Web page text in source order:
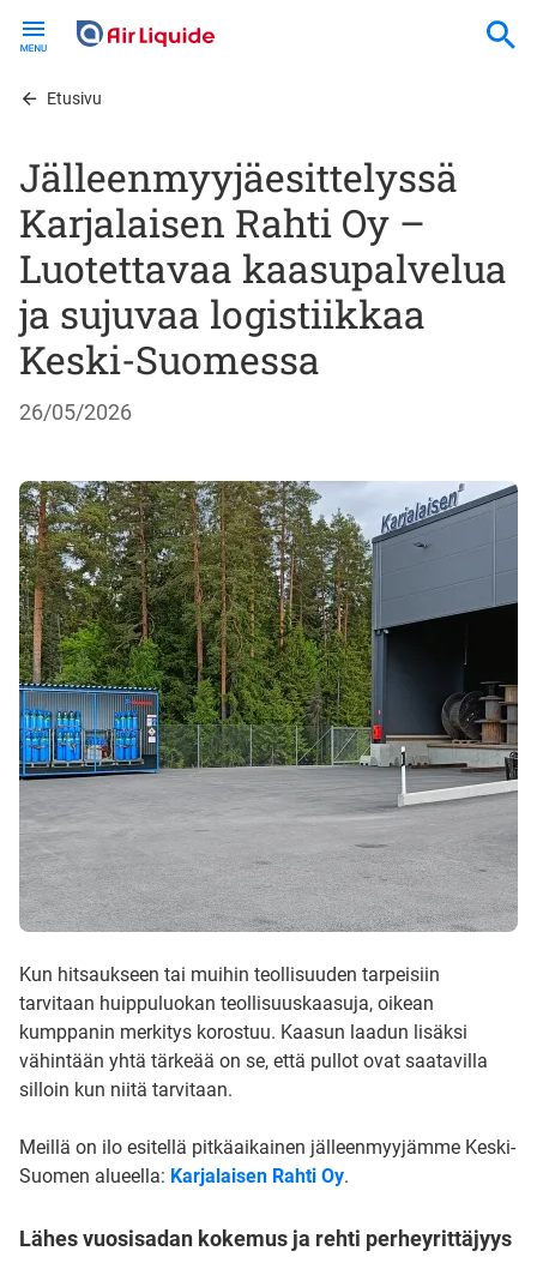
contentEtusivu
Jälleenmyyjäesittelyssä
Karjalaisen Rahti Oy –
Luotettavaa kaasupalvelua
ja sujuvaa logistiikkaa
Keski-Suomessa
26/05/2026
Kun hitsaukseen tai muihin teollisuuden tarpeisiin
tarvitaan huippuluokan teollisuuskaasuja, oikean
kumppanin merkitys korostuu. Kaasun laadun lisäksi
vähintään yhtä tärkeää on se, että pullot ovat saatavilla
silloin kun niitä tarvitaan.
Meillä on ilo esitellä pitkäaikainen jälleenmyyjämme Keski-
Suomen alueella: Karjalaisen Rahti Oy.
Lähes vuosisadan kokemus ja rehti perheyrittäjyys